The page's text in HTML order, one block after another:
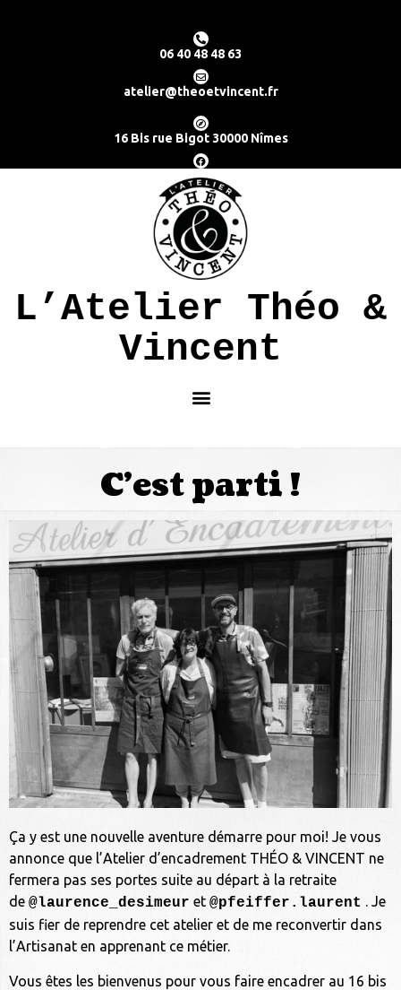
06 40 48 48 63
atelier@theoetvincent.fr
16 Bis rue Bigot 30000 Nîmes
L’Atelier Théo &
Vincent
C’est parti !
Ça y est une nouvelle aventure démarre pour moi! Je vous
annonce que l’Atelier d’encadrement THÉO & VINCENT ne
fermera pas ses portes suite au départ à la retraite
de @laurence_desimeur et @pfeiffer.laurent . Je
suis fier de reprendre cet atelier et de me reconvertir dans
l’Artisanat en apprenant ce métier.
Vous êtes les bienvenus pour vous faire encadrer au 16 bis